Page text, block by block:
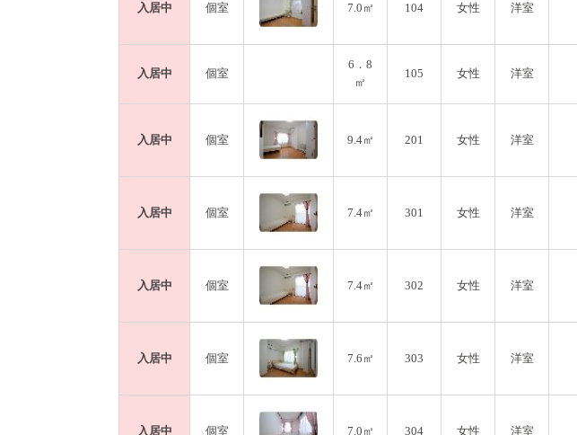
入居中 個室 7.0㎡ 104 女性
洋室
入居中 個室
6．8
㎡
105 女性
洋室
入居中 個室 9.4㎡ 201 女性
洋室
入居中 個室 7.4㎡ 301 女性
洋室
入居中 個室 7.4㎡ 302 女性
洋室
入居中 個室 7.6㎡ 303 女性
洋室
入居中 個室 7.0㎡ 304 女性 洋室